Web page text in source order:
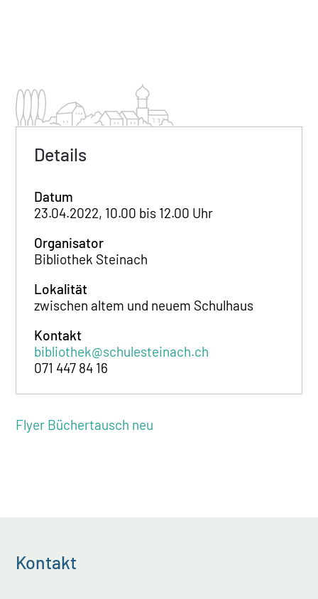
Details
Datum
23.04.2022, 10.00 bis 12.00 Uhr
Organisator
Bibliothek Steinach
Lokalität
zwischen altem und neuem Schulhaus
Kontakt
bibliothek@schulesteinach.ch
071 447 84 16
Flyer Büchertausch neu
Kontakt